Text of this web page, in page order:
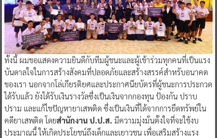
ทั้งนี้ ผมขอแสดงความยินดีกับทีมผู้ชนะและผู้เข้าร่วมทุกคนที่เป็นแรง
บันดาลใจในการสร้างสังคมที่ปลอดภัยและสร้างสรรค์สำหรับอนาคต
ของเรา นอกจากโล่เกียรติยศและประกาศนียบัตรที่ผู้ชนะการประกวด
ได้รับแล้ว ยังได้รับเงินรางวัลซึ่งเป็นเงินจากกองทุน ป้องกัน ปราบ
ปราม และแก้ไขปัญหายาเสพติด ซึ่งเป็นเงินที่ได้จากการยึดทรัพย์ใน
คดียาเสพติด โดยสำนักงาน ป.ป.ส. มีความมุ่งมั่นตั้งใจที่จะใช้งบ
ประมาณนี้ ให้เกิดประโยชน์ถึงเด็กและเยาวชน เพื่อเสริมสร้างแรง